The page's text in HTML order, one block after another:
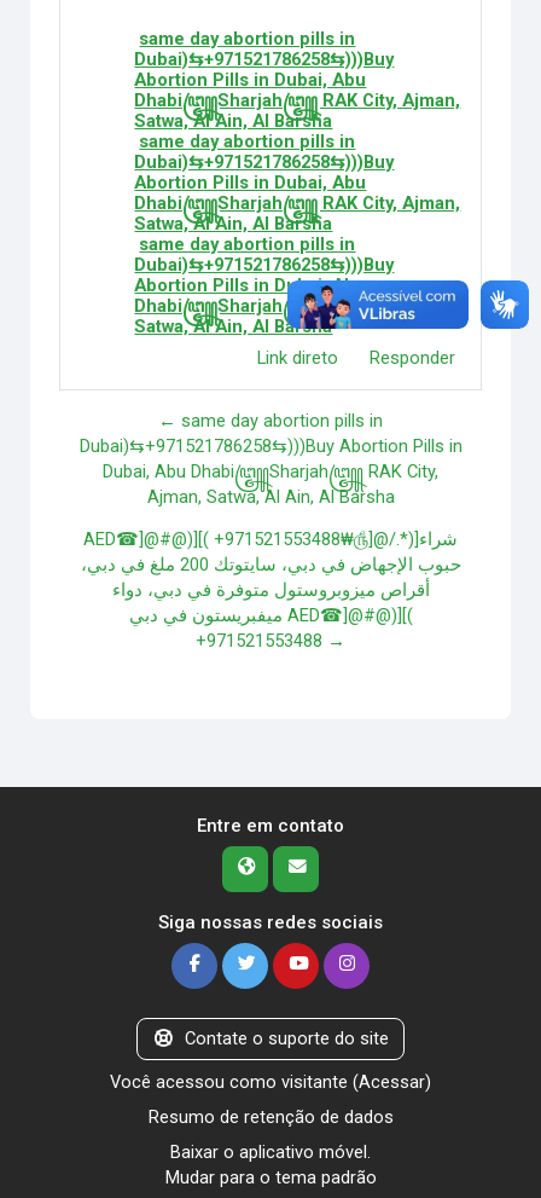
same day abortion pills in
Dubai)⇆+971521786258⇆)))Buy
Abortion Pills in Dubai, Abu
Dhabi꧅Sharjah꧅ RAK City, Ajman,
Satwa, Al Ain, Al Barsha
same day abortion pills in
Dubai)⇆+971521786258⇆)))Buy
Abortion Pills in Dubai, Abu
Dhabi꧅Sharjah꧅ RAK City, Ajman,
Satwa, Al Ain, Al Barsha
same day abortion pills in
Dubai)⇆+971521786258⇆)))Buy
Abortion Pills in Dubai, Abu
Dhabi꧅Sharjah꧅ RAK City, Ajman,
Satwa, Al Ain, Al Barsha
Link direto
Responder
← same day abortion pills in
Dubai)⇆+971521786258⇆)))Buy Abortion Pills in
Dubai, Abu Dhabi꧅Sharjah꧅ RAK City,
Ajman, Satwa, Al Ain, Al Barsha
AED☎]@#@)][( +971521553488₩௹]@/.*)]شراء
حبوب الإجهاض في دبي، سايتوتك 200 ملغ في دبي،
أقراص ميزوبروستول متوفرة في دبي، دواء
ميفبريستون في دبي AED☎]@#@)][(
+971521553488 →
Entre em contato
Siga nossas redes sociais
Contate o suporte do site
Você acessou como visitante (Acessar)
Resumo de retenção de dados
Baixar o aplicativo móvel.
Mudar para o tema padrão